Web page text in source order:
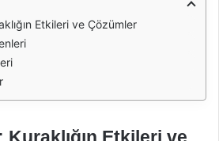
Etkileri ve Çözümler